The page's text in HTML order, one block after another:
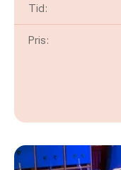
Tid:
Pris: